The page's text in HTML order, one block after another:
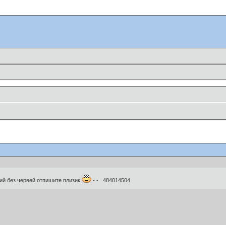
без червей отпишите плизик
- - 484014504